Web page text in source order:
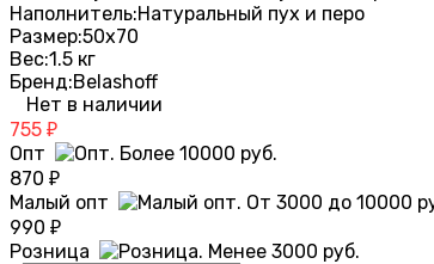
Наполнитель:Натуральный пух и перо
Размер:50х70
Вес:1.5 кг
Бренд:Belashoff
Нет в наличии
755 ₽
Опт
870 ₽
Малый опт
990 ₽
Розница